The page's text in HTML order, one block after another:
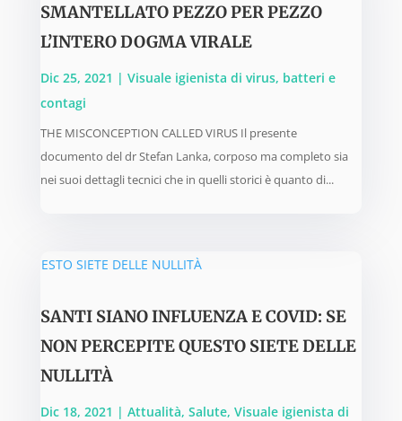
SMANTELLATO PEZZO PER PEZZO
L’INTERO DOGMA VIRALE
Dic 25, 2021 | Visuale igienista di virus, batteri e
contagi
THE MISCONCEPTION CALLED VIRUS Il presente
documento del dr Stefan Lanka, corposo ma completo sia
nei suoi dettagli tecnici che in quelli storici è quanto di...
SANTI SIANO INFLUENZA E COVID: SE
NON PERCEPITE QUESTO SIETE DELLE
NULLITÀ
Dic 18, 2021 | Attualità, Salute, Visuale igienista di